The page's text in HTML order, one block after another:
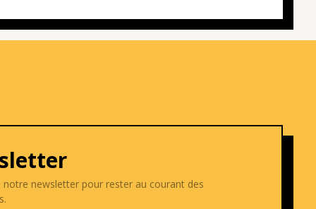
notre newsletter pour rester au courant des